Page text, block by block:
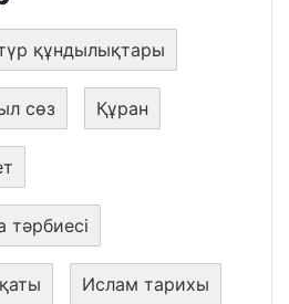
құндылықтары
сөз Құран
Ислам тарихы